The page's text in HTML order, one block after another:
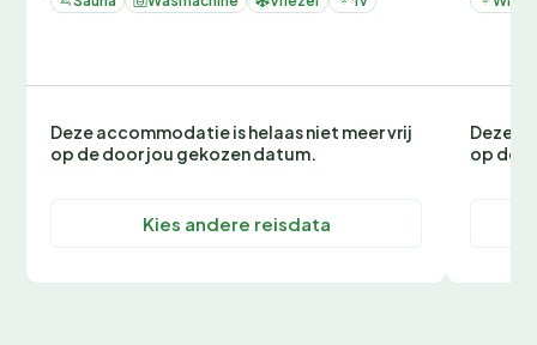
Deze accommodatie is helaas niet meer vrij
op de door jou gekozen datum.
Kies andere reisdata
Deze
op de